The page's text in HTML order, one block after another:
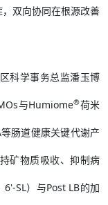
双向协同在根源改善
科学事务总监潘玉博
与Humiome®荷米
肠道健康关键代谢产
矿物质吸收、抑制病
SL）与Post LB的加